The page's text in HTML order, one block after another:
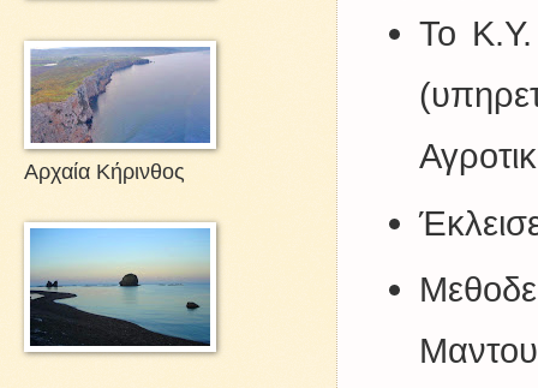
Το Κ.Υ.
Αρχαία Κήρινθος